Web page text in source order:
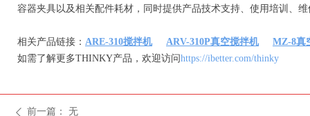
容器夹具以及相关配件耗材，同时提供产品技术支持、使用培训、
相关产品链接： ARE-310搅拌机 ARV-310P真空搅拌机
MZ-8真
如需了解更多THINKY产品，欢迎访问https://ibetter.com/thinky
ꄴ 前一篇： 无